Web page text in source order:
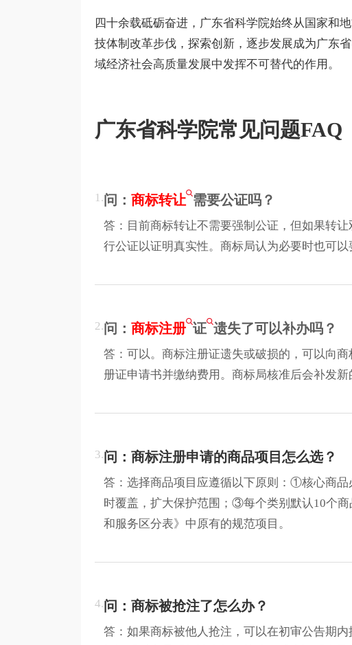
四十余载砥砺奋进，广东省科学院始终从国家和
技体制改革步伐，探索创新，逐步发展成为广东
域经济社会高质量发展中发挥不可替代的作用。
广东省科学院常见问题FAQ
1.问： 商标转让 需要公证吗？
答：目前商标转让不需要强制公证，但如果转让
行公证以证明真实性。商标局认为必要时也可以
2.问： 商标注册 证 遗失了可以补办吗？
答：可以。商标注册证遗失或破损的，可以向
册证申请书并缴纳费用。商标局核准后会补发新
3.问：商标注册申请的商品项目怎么选？
答：选择商品项目应遵循以下原则：①核心商
时覆盖，扩大保护范围；③每个类别默认10个
和服务区分表》中原有的规范项目。
4.问：商标被抢注了怎么办？
答：如果商标被他人抢注，可以在初审公告期